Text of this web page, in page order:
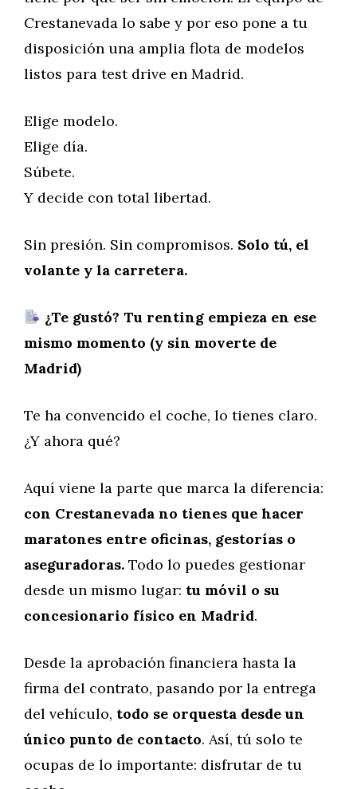
Crestanevada lo sabe y por eso pone a tu
disposición una amplia flota de modelos
listos para test drive en Madrid.
Elige modelo.
Elige día.
Súbete.
Y decide con total libertad.
Sin presión. Sin compromisos. Solo tú, el
volante y la carretera.
¿Te gustó? Tu renting empieza en ese
mismo momento (y sin moverte de
Madrid)
Te ha convencido el coche, lo tienes claro.
¿Y ahora qué?
Aquí viene la parte que marca la diferencia:
con Crestanevada no tienes que hacer
maratones entre oficinas, gestorías o
aseguradoras. Todo lo puedes gestionar
desde un mismo lugar: tu móvil o su
concesionario físico en Madrid.
Desde la aprobación financiera hasta la
firma del contrato, pasando por la entrega
del vehículo, todo se orquesta desde un
único punto de contacto. Así, tú solo te
ocupas de lo importante: disfrutar de tu